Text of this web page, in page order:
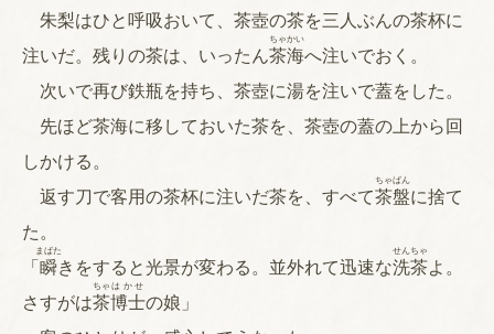
朱梨はひと呼吸おいて、茶壺の茶を三人ぶんの茶杯に
注いだ。残りの茶は、いったん茶
ちゃ
海
かい
へ注いでおく。
次いで再び鉄瓶を持ち、茶壺に湯を注いで蓋をした。
先ほど茶海に移しておいた茶を、茶壺の蓋の上から回
しかける。
返す刀で客用の茶杯に注いだ茶を、すべて茶
ちゃ
盤
ばん
に捨て
た。
「瞬
まばた
きをすると光景が変わる。並外れて迅速な洗
せん
茶
ちゃ
よ。
さすがは茶
ちゃ
博士
はかせ
の娘」